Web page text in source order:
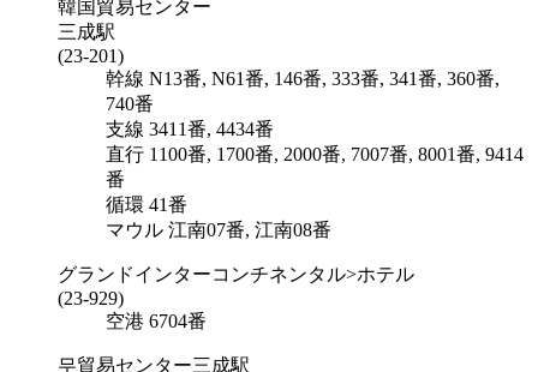
韓国貿易センター
三成駅
(23-201)
幹線 N13番, N61番, 146番, 333番, 341番, 360番,
740番
支線 3411番, 4434番
直行 1100番, 1700番, 2000番, 7007番, 8001番, 9414
番
循環 41番
マウル 江南07番, 江南08番
グランドインターコンチネンタル>ホテル
(23-929)
空港 6704番
무貿易センター三成駅